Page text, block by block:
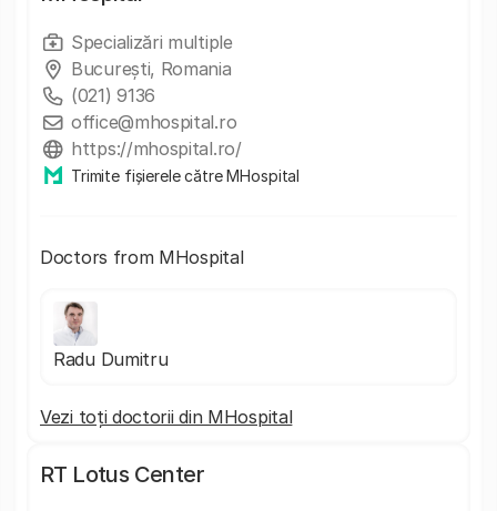
Specializări multiple
București, Romania
(021) 9136
office@mhospital.ro
https://mhospital.ro/
Trimite fișierele către MHospital
Doctors from MHospital
Radu Dumitru
Vezi toți doctorii din MHospital
RT Lotus Center